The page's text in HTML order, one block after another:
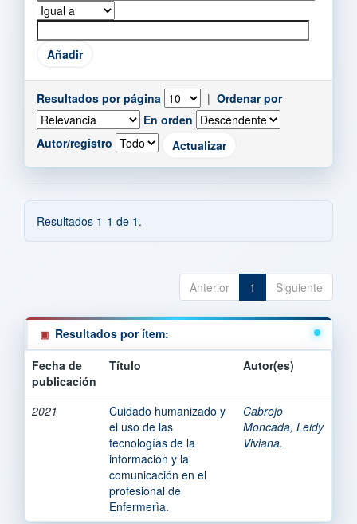
Resultados por página | Ordenar por
En orden
Autor/registro
Resultados 1-1 de 1.
Anterior 1 Siguiente
Resultados por ítem:
Fecha de
publicación
Título Autor(es)
2021
Cuidado humanizado y
el uso de las
tecnologías de la
información y la
comunicación en el
profesional de
Enfermerìa.
Cabrejo
Moncada, Leidy
Viviana.